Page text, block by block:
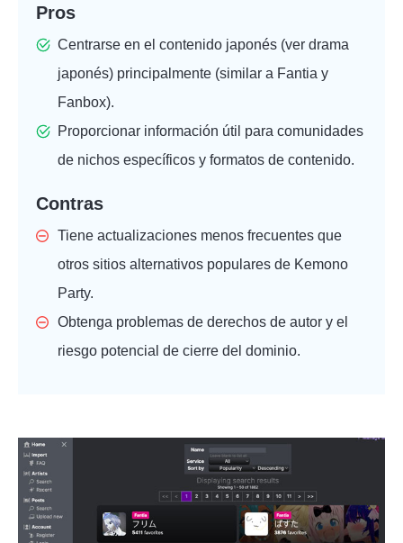
Pros
Centrarse en el contenido japonés (ver drama
japonés) principalmente (similar a Fantia y
Fanbox).
Proporcionar información útil para comunidades
de nichos específicos y formatos de contenido.
Contras
Tiene actualizaciones menos frecuentes que
otros sitios alternativos populares de Kemono
Party.
Obtenga problemas de derechos de autor y el
riesgo potencial de cierre del dominio.